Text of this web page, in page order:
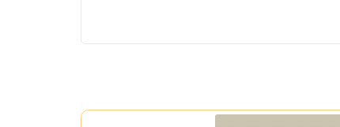
Dầu Hoa Anh Thảo